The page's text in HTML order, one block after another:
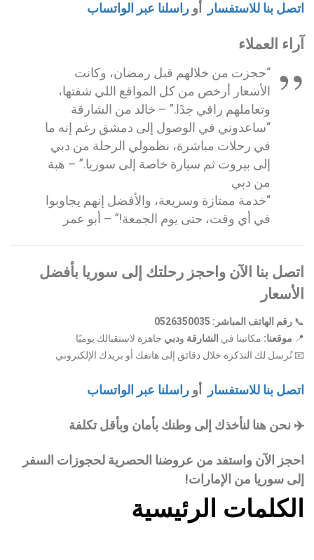
اتصل بنا للاستفسار أو راسلنا عبر الواتساب
آراء العملاء
“حجزت من خلالهم قبل رمضان، وكانت
الأسعار أرخص من كل المواقع اللي شفتها،
وتعاملهم راقي جدًا.” – خالد من الشارقة
“ساعدوني في الوصول إلى دمشق رغم إنه ما
في رحلات مباشرة، نظمولي الرحلة من دبي
إلى بيروت ثم سيارة خاصة إلى سوريا.” – هبة
من دبي
“خدمة ممتازة وسريعة، والأفضل إنهم يجاوبوا
في أي وقت، حتى يوم الجمعة!” – أبو عمر
اتصل بنا الآن واحجز رحلتك إلى سوريا بأفضل
الأسعار
📞 رقم الهاتف المباشر: 0526350035
📍 موقعنا: مكاتبنا في الشارقة ودبي جاهزة لاستقبالك يوميًا
📧 نُرسل لك التذكرة خلال دقائق إلى هاتفك أو بريدك الإلكتروني
اتصل بنا للاستفسار أو راسلنا عبر الواتساب
✈️ نحن هنا لنأخذك إلى وطنك بأمان وبأقل تكلفة
احجز الآن واستفد من عروضنا الحصرية لحجوزات السفر
إلى سوريا من الإمارات!
الكلمات الرئيسية